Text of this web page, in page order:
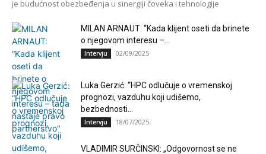
je budućnost obezbeđenja u sinergiji čoveka i tehnologije
MILAN ARNAUT: “Kada klijent oseti da brinete
o njegovom interesu –...
Intervju 02/09/2025
Luka Gerzić: “HPC odlučuje o vremenskoj
prognozi, vazduhu koji udišemo,
bezbednosti...
Intervju 18/07/2025
VLADIMIR SURČINSKI: „Odgovornost se ne